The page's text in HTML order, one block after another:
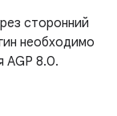
сторонний
необходимо
AGP 8.0.